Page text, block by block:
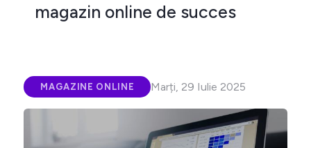
magazin online de succes
MAGAZINE ONLINE Marți, 29 Iulie 2025